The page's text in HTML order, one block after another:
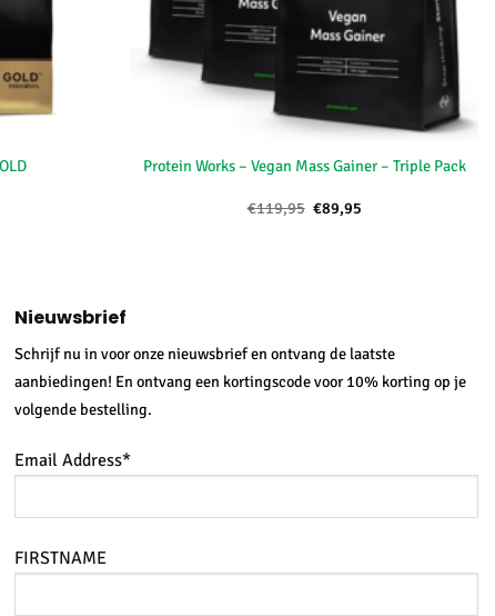
Protein Works – Vegan Mass Gainer – Triple Pack
€119,95 Oorspronkelijke
prijs
€89,95Huidige
Nieuwsbrief
Schrijf nu in voor onze nieuwsbrief en ontvang de laatste
aanbiedingen! En ontvang een kortingscode voor 10% korting op je
volgende bestelling.
Email Address*
FIRSTNAME